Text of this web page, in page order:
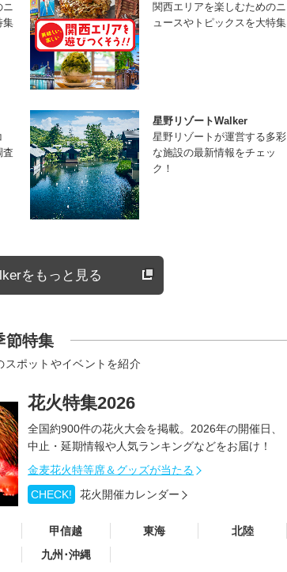
ニ
集
関西エリアを楽しむためのニ
ュースやトピックスを大特集
査
星野リゾートWalker
星野リゾートが運営する多彩
な施設の最新情報をチェッ
ク！
をもっと見る
節特集
スポットやイベントを紹介
花火特集2026
全国約900件の花火大会を掲載。2026年の開催日、
中止・延期情報や人気ランキングなどをお届け！
金麦花火特等席＆グッズが当たる
CHECK!
花火開催カレンダー
甲信越 東海
北陸
九州･沖縄